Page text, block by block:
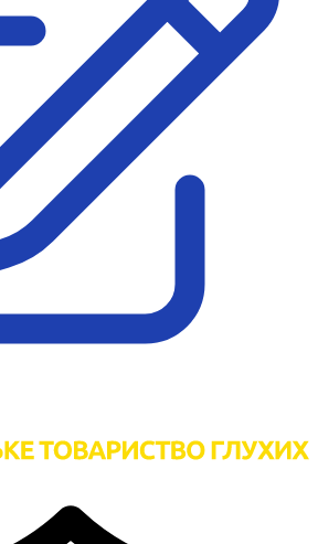
жестовою мовою
база УТОГ
документи